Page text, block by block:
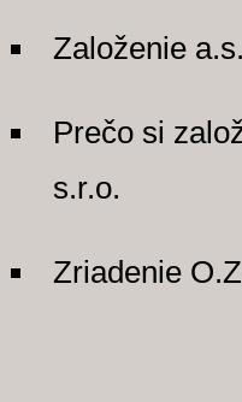
Založenie a.s.
Prečo si
s.r.o.
Zriadenie